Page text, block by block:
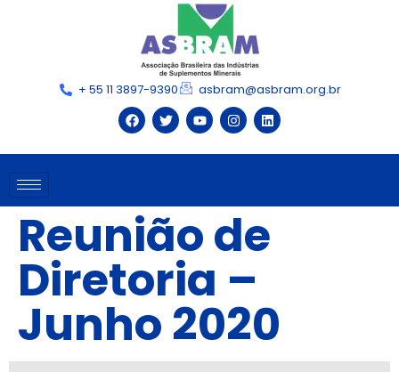
+ 55 11 3897-9390 asbram@asbram.org.br
Reunião de
Diretoria –
Junho 2020